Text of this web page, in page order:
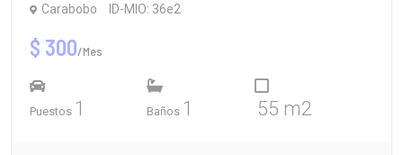
Carabobo ID-MIO: 36e2
$ 300/Mes
Puestos 1 Baños 1 55 m2